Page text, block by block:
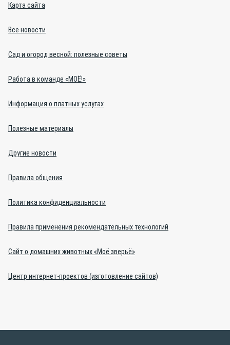
Карта сайта
Все новости
Сад и огород весной: полезные советы
Работа в команде «МОЁ!»
Информация о платных услугах
Полезные материалы
Другие новости
Правила общения
Политика конфиденциальности
Правила применения рекомендательных технологий
Сайт о домашних животных «Моё зверьё»
Центр интернет-проектов (изготовление сайтов)